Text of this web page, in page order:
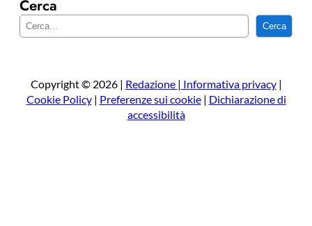
Cerca
e
a
Cerca
Copyright © 2026 | Redazione | Informativa privacy|
Cookie Policy| Preferenze sui cookie| Dichiarazione di
accessibilità